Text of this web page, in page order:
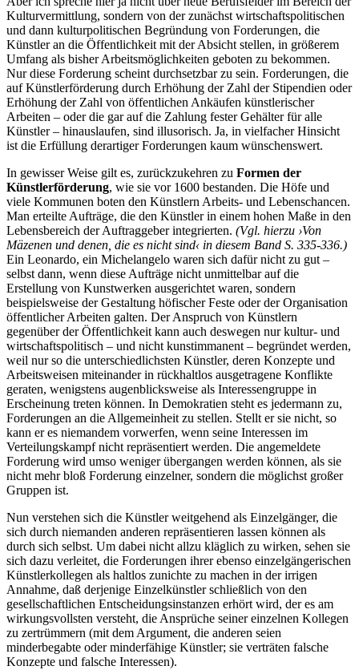
Kulturvermittlung, sondern von der zunächst wirtschaftspolitischen
und dann kulturpolitischen Begründung von Forderungen, die
Künstler an die Öffentlichkeit mit der Absicht stellen, in größerem
Umfang als bisher Arbeitsmöglichkeiten geboten zu bekommen.
Nur diese Forderung scheint durchsetzbar zu sein. Forderungen, die
auf Künstlerförderung durch Erhöhung der Zahl der Stipendien oder
Erhöhung der Zahl von öffentlichen Ankäufen künstlerischer
Arbeiten – oder die gar auf die Zahlung fester Gehälter für alle
Künstler – hinauslaufen, sind illusorisch. Ja, in vielfacher Hinsicht
ist die Erfüllung derartiger Forderungen kaum wünschenswert.
In gewisser Weise gilt es, zurückzukehren zu Formen der
Künstlerförderung, wie sie vor 1600 bestanden. Die Höfe und
viele Kommunen boten den Künstlern Arbeits- und Lebenschancen.
Man erteilte Aufträge, die den Künstler in einem hohen Maße in den
Lebensbereich der Auftraggeber integrierten. (Vgl. hierzu ›Von
Mäzenen und denen, die es nicht sind‹ in diesem Band S. 335-336.)
Ein Leonardo, ein Michelangelo waren sich dafür nicht zu gut –
selbst dann, wenn diese Aufträge nicht unmittelbar auf die
Erstellung von Kunstwerken ausgerichtet waren, sondern
beispielsweise der Gestaltung höfischer Feste oder der Organisation
öffentlicher Arbeiten galten. Der Anspruch von Künstlern
gegenüber der Öffentlichkeit kann auch deswegen nur kultur- und
wirtschaftspolitisch – und nicht kunstimmanent – begründet werden,
weil nur so die unterschiedlichsten Künstler, deren Konzepte und
Arbeitsweisen miteinander in rückhaltlos ausgetragene Konflikte
geraten, wenigstens augenblicksweise als Interessengruppe in
Erscheinung treten können. In Demokratien steht es jedermann zu,
Forderungen an die Allgemeinheit zu stellen. Stellt er sie nicht, so
kann er es niemandem vorwerfen, wenn seine Interessen im
Verteilungskampf nicht repräsentiert werden. Die angemeldete
Forderung wird umso weniger übergangen werden können, als sie
nicht mehr bloß Forderung einzelner, sondern die möglichst großer
Gruppen ist.
Nun verstehen sich die Künstler weitgehend als Einzelgänger, die
sich durch niemanden anderen repräsentieren lassen können als
durch sich selbst. Um dabei nicht allzu kläglich zu wirken, sehen sie
sich dazu verleitet, die Forderungen ihrer ebenso einzelgängerischen
Künstlerkollegen als haltlos zunichte zu machen in der irrigen
Annahme, daß derjenige Einzelkünstler schließlich von den
gesellschaftlichen Entscheidungsinstanzen erhört wird, der es am
wirkungsvollsten versteht, die Ansprüche seiner einzelnen Kollegen
zu zertrümmern (mit dem Argument, die anderen seien
minderbegabte oder minderfähige Künstler; sie verträten falsche
Konzepte und falsche Interessen).